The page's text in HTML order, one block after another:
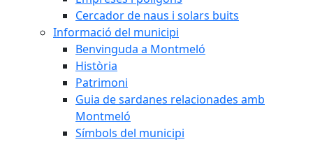
Cercador de naus i solars buits
Informació del municipi
Benvinguda a Montmeló
Història
Patrimoni
Guia de sardanes relacionades amb
Montmeló
Símbols del municipi